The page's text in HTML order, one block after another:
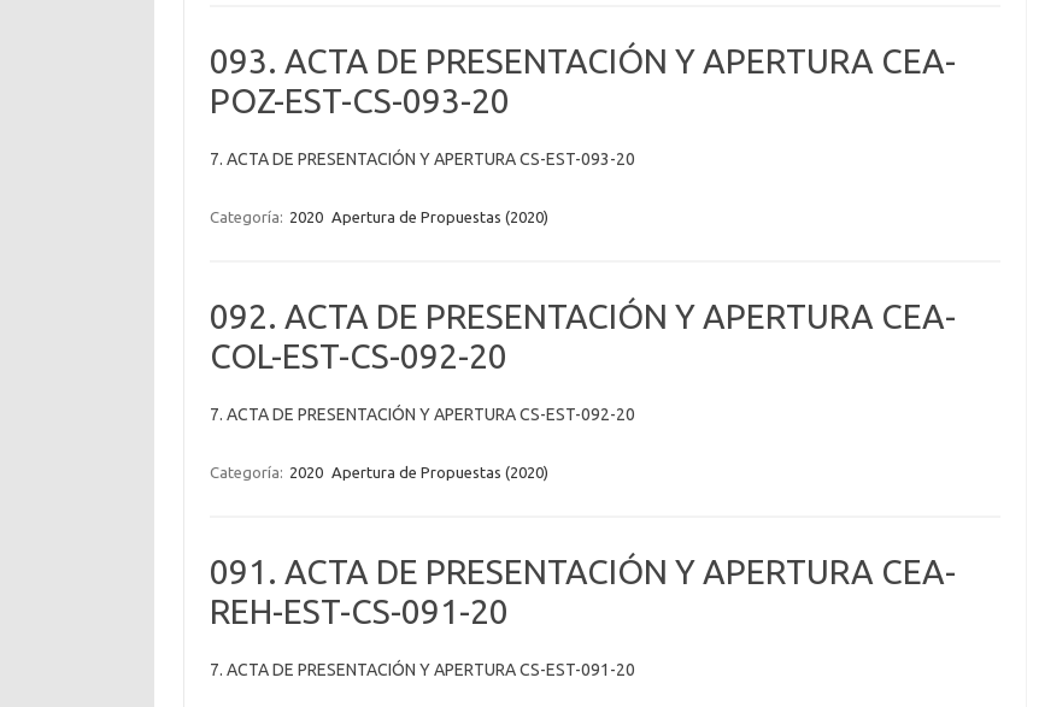
093. ACTA DE PRESENTACIÓN Y APERTURA CEA-
POZ-EST-CS-093-20
7. ACTA DE PRESENTACIÓN Y APERTURA CS-EST-093-20
Categoría: 2020 Apertura de Propuestas (2020)
092. ACTA DE PRESENTACIÓN Y APERTURA CEA-
COL-EST-CS-092-20
7. ACTA DE PRESENTACIÓN Y APERTURA CS-EST-092-20
Categoría: 2020 Apertura de Propuestas (2020)
091. ACTA DE PRESENTACIÓN Y APERTURA CEA-
REH-EST-CS-091-20
7. ACTA DE PRESENTACIÓN Y APERTURA CS-EST-091-20